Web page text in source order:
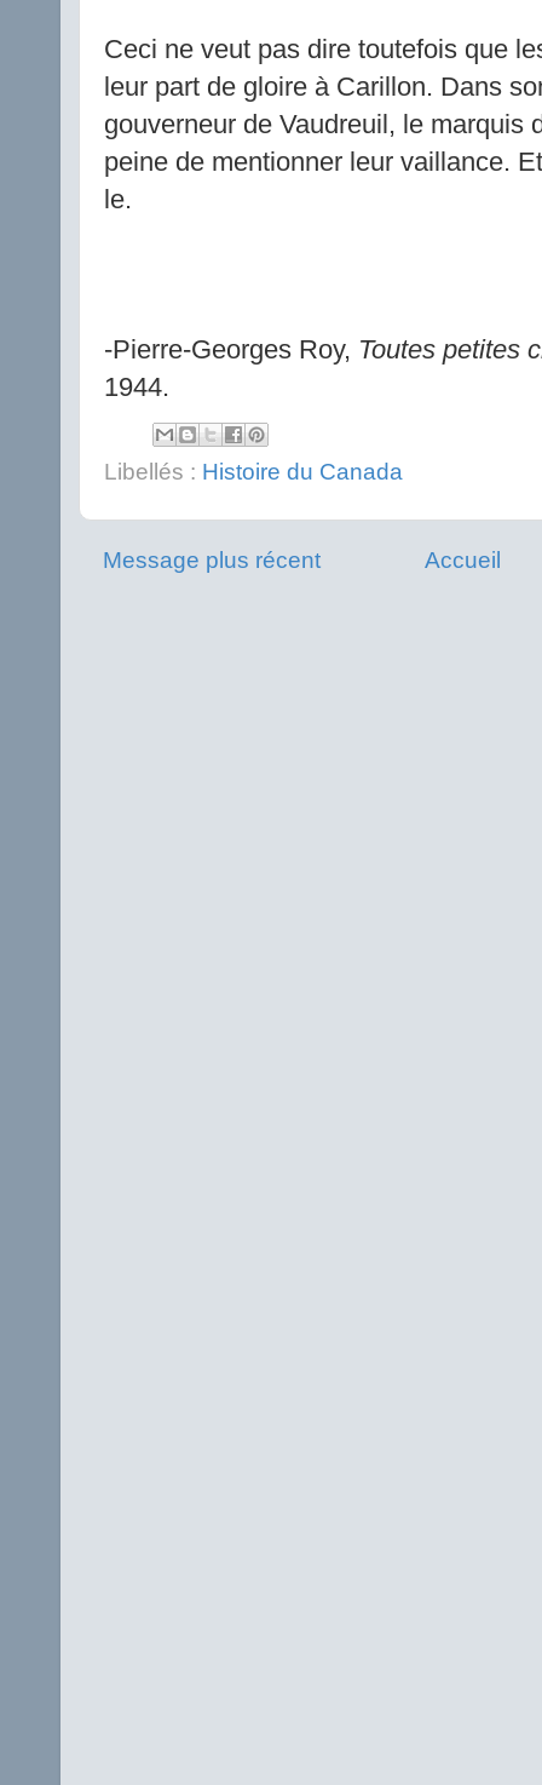
Ceci ne veut pas dire toutefois que
leur part de gloire à Carillon. Dans
gouverneur de Vaudreuil, le marquis
peine de mentionner leur vaillance.
le.
-Pierre-Georges Roy, Toutes petites
1944.
Libellés : Histoire du Canada
Message plus récent Accueil